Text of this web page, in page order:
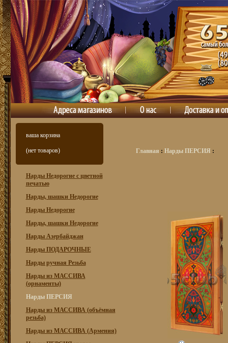
ваша корзина
(нет товаров)
Нарды Недорогие с цветной
печатью
Нарды, шашки Недорогие
Нарды Недорогие
Нарды, шашки Недорогие
Нарды Азербайджан
Нарды ПОДАРОЧНЫЕ
Нарды ручная Резьба
Нарды из МАССИВА
(орнаменты)
Нарды ПЕРСИЯ
Нарды из МАССИВА (объёмная
резьба)
Нарды из МАССИВА (Армения)
Главная : Нарды ПЕРСИЯ :